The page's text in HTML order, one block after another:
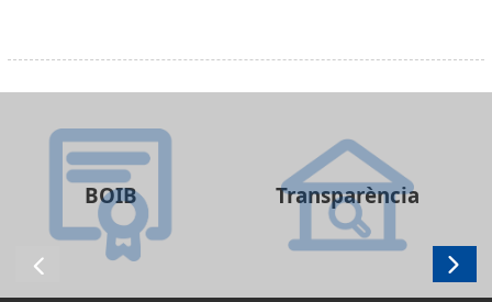
BOIB Transparència